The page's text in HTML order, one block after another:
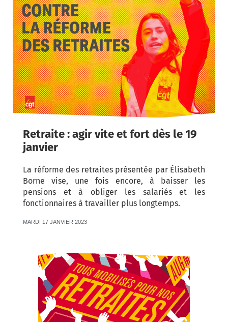
Retraite : agir vite et fort dès le 19
janvier
La réforme des retraites présentée par Élisabeth
Borne vise, une fois encore, à baisser les
pensions et à obliger les salariés et les
fonctionnaires à travailler plus longtemps.
MARDI 17 JANVIER 2023